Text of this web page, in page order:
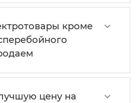
кроме
цену на